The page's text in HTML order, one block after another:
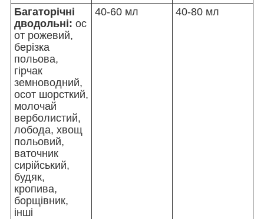
Багаторічні
дводольні: ос
от рожевий,
берізка
польова,
гірчак
земноводний,
осот шорсткий,
молочай
верболистий,
лобода, хвощ
польовий,
ваточник
сирійський,
будяк,
кропива,
борщівник,
інші
40-60 мл 40-80 мл